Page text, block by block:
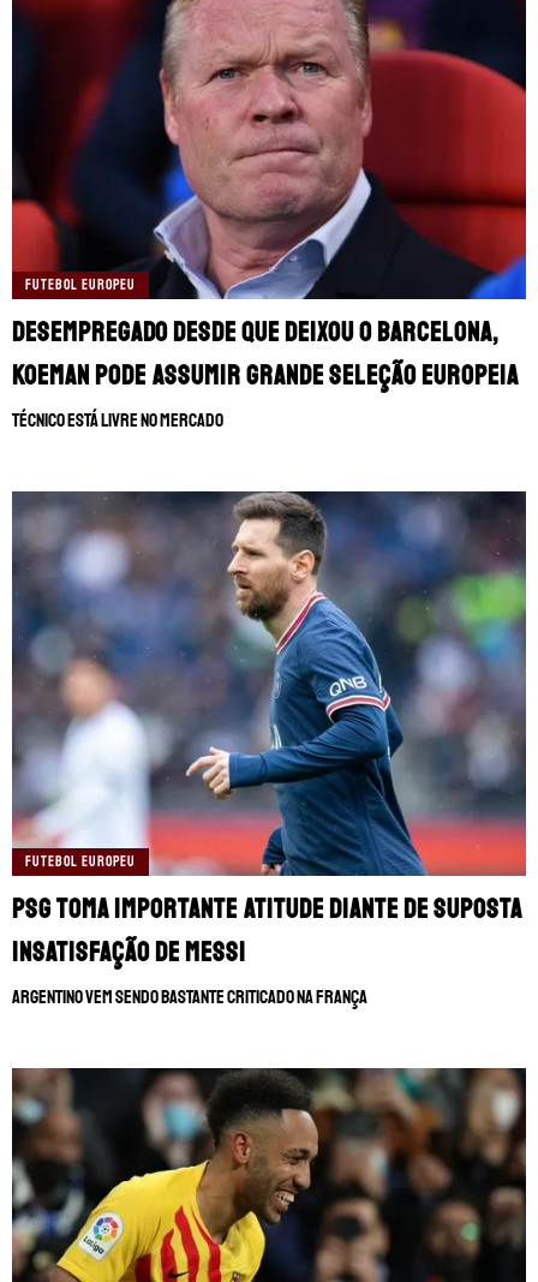
FUTEBOL EUROPEU
Desempregado desde que deixou o Barcelona,
Koeman pode assumir grande seleção europeia
Técnico está livre no mercado
FUTEBOL EUROPEU
PSG toma importante atitude diante de suposta
insatisfação de Messi
Argentino vem sendo bastante criticado na França